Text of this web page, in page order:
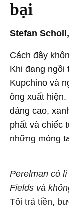
bại
Stefan
Cách đây
Khi đang ngồi
Kupchino và
ông xuất
dáng cao,
phất và chiếc
những móng
Perelman có
Fields và
Tôi trả tiền,